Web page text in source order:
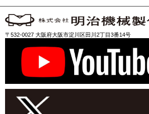
〒532-0027 大阪府大阪市淀川区田川2丁目3番14号